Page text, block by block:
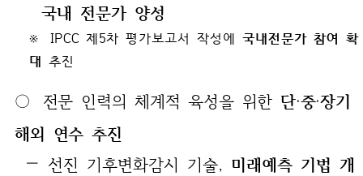
국내 전문가 양성
※ IPCC 제5차 평가보고서 작성에 국내전문가 참여 확
대 추진
○ 전문 인력의 체계적 육성을 위한 단‧중‧장기
해외 연수 추진
— 선진 기후변화감시 기술, 미래예측 기법 개